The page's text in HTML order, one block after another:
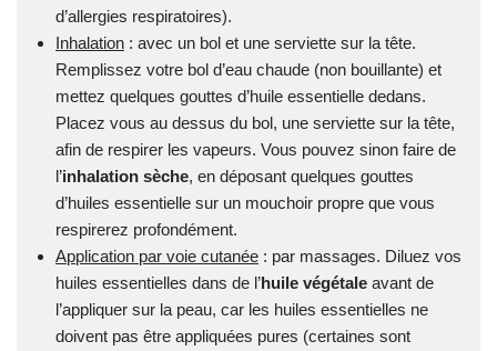
d’allergies respiratoires).
Inhalation : avec un bol et une serviette sur la tête.
Remplissez votre bol d’eau chaude (non bouillante) et
mettez quelques gouttes d’huile essentielle dedans.
Placez vous au dessus du bol, une serviette sur la tête,
afin de respirer les vapeurs. Vous pouvez sinon faire de
l’inhalation sèche, en déposant quelques gouttes
d’huiles essentielle sur un mouchoir propre que vous
respirerez profondément.
Application par voie cutanée : par massages. Diluez vos
huiles essentielles dans de l’huile végétale avant de
l’appliquer sur la peau, car les huiles essentielles ne
doivent pas être appliquées pures (certaines sont